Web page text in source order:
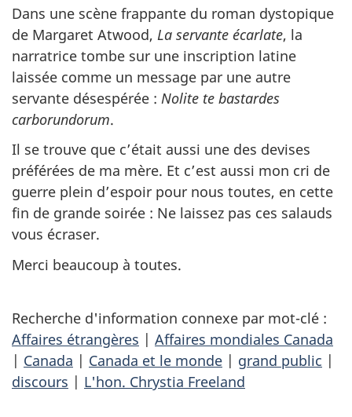
Dans une scène frappante du roman dystopique
de Margaret Atwood, La servante écarlate, la
narratrice tombe sur une inscription latine
laissée comme un message par une autre
servante désespérée : Nolite te bastardes
carborundorum.
Il se trouve que c’était aussi une des devises
préférées de ma mère. Et c’est aussi mon cri de
guerre plein d’espoir pour nous toutes, en cette
fin de grande soirée : Ne laissez pas ces salauds
vous écraser.
Merci beaucoup à toutes.
Recherche d'information connexe par mot-clé :
Affaires étrangères | Affaires mondiales Canada
| Canada | Canada et le monde | grand public |
discours | L'hon. Chrystia Freeland